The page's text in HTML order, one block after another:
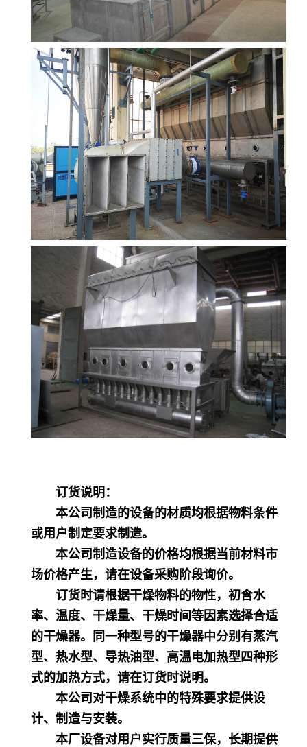
订货说明：
本公司制造的设备的材质均根据物料条件
或用户制定要求制造。
本公司制造设备的价格均根据当前材料市
场价格产生，请在设备采购阶段询价。
订货时请根据干燥物料的物性，初含水
率、温度、干燥量、干燥时间等因素选择合适
的干燥器。同一种型号的干燥器中分别有蒸汽
型、热水型、导热油型、高温电加热型四种形
式的加热方式，请在订货时说明。
本公司对干燥系统中的特殊要求提供设
计、制造与安装。
本厂设备对用户实行质量三保，长期提供